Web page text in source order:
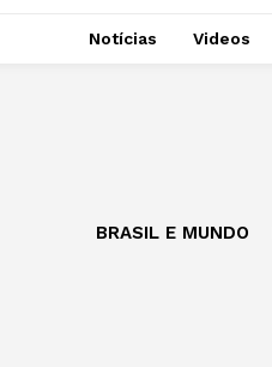
Notícias Videos
BRASIL E MUNDO